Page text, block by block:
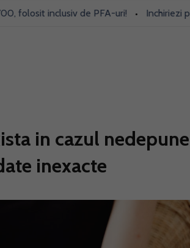
inclusiv de PFA-uri! • Inchiriezi prin
in cazul
inexacte